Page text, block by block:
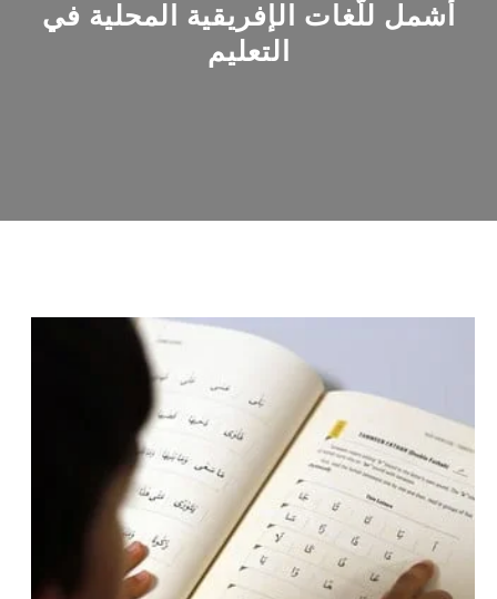
أشمل للُّغات الإفريقية المحلية في
التعليم